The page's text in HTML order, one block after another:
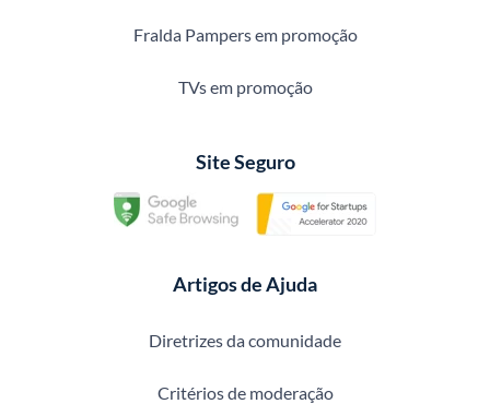
Fralda Pampers em promoção
TVs em promoção
Site Seguro
Artigos de Ajuda
Diretrizes da comunidade
Critérios de moderação